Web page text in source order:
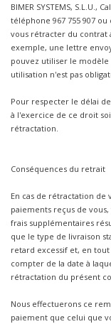
BIMER SYSTEMS, S.L.U.,
téléphone 967 755 907
vous rétracter du contrat
exemple, une lettre
pouvez utiliser le
utilisation n'est pas
Pour respecter le délai
à l'exercice de ce droit
rétractation.
Conséquences du retrait
En cas de rétractation
paiements reçus de
frais supplémentaires
que le type de livraison
retard excessif et, en
compter de la date à
rétractation du présent
Nous effectuerons ce
paiement que celui que